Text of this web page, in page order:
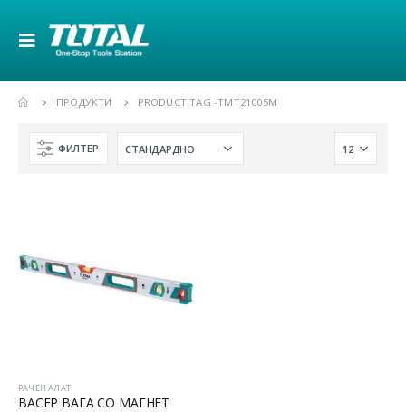
ПРОДУКТИ PRODUCT TAG -TMT21005M
ФИЛТЕР
РАЧЕН АЛАТ
ВАСЕР ВАГА СО МАГНЕТ